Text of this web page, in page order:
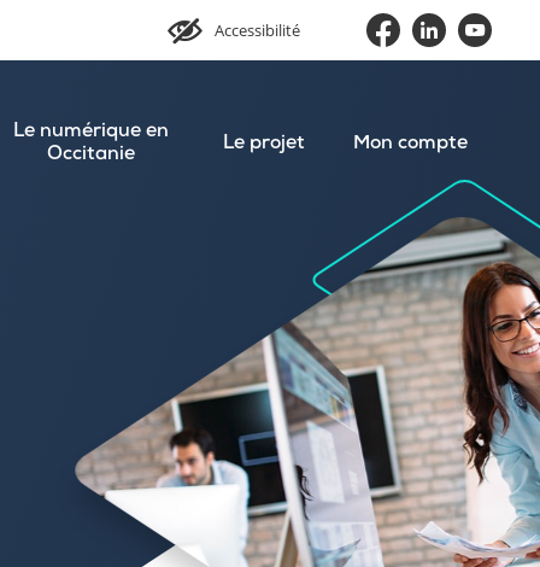
Accessibilité
Le numérique en
Occitanie
Le projet Mon compte